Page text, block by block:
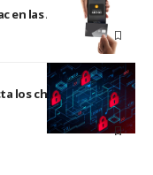
en las Apple Store
los chips de Apple